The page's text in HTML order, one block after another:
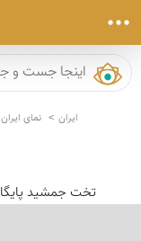
ایران نمای ایران
تخت جمشید پایگاه